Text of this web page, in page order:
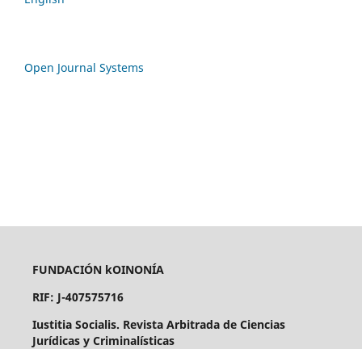
Open Journal Systems
FUNDACIÓN kOINONÍA
RIF: J-407575716
Iustitia Socialis. Revista Arbitrada de Ciencias
Jurídicas y Criminalísticas